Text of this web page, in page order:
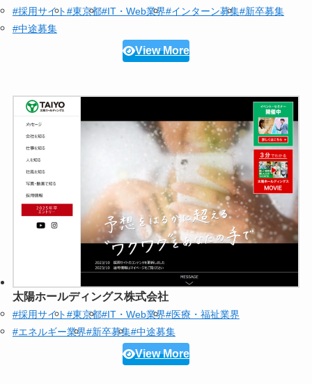
#採用サイト#東京都#IT・Web業界#インターン募集#新卒募集
#中途募集
View More
太陽ホールディングス株式会社
#採用サイト#東京都#IT・Web業界#医療・福祉業界
#エネルギー業界#新卒募集#中途募集
View More